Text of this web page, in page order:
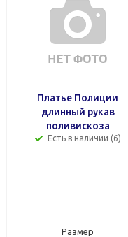
Платье Полиции
длинный рукав
поливискоза
Есть в наличии (6)
Размер